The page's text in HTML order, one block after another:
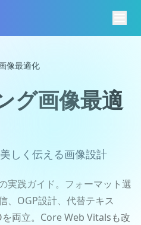
像最適化
グ画像最適
しく伝える画像設計
実践ガイド。フォーマット選
、OGP設計、代替テキス
を両立。Core Web Vitalsも改